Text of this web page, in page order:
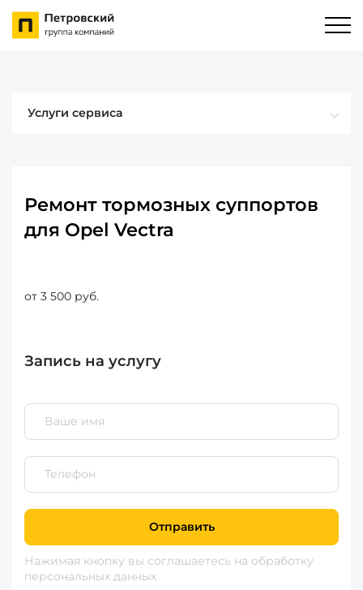
Услуги сервиса
Ремонт тормозных суппортов
для Opel Vectra
от 3 500 руб.
Запись на услугу
Отправить
Нажимая кнопку вы соглашаетесь на обработку
персональных данных